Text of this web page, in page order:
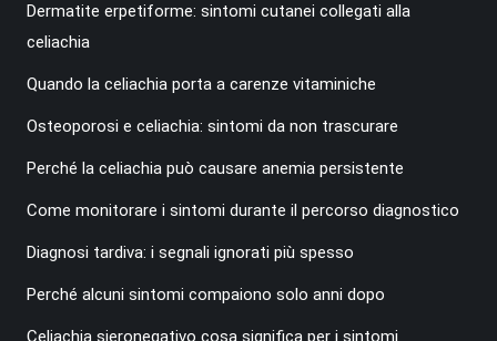
Dermatite erpetiforme: sintomi cutanei collegati alla
celiachia
Quando la celiachia porta a carenze vitaminiche
Osteoporosi e celiachia: sintomi da non trascurare
Perché la celiachia può causare anemia persistente
Come monitorare i sintomi durante il percorso diagnostico
Diagnosi tardiva: i segnali ignorati più spesso
Perché alcuni sintomi compaiono solo anni dopo
Celiachia sieronegativo cosa significa per i sintomi